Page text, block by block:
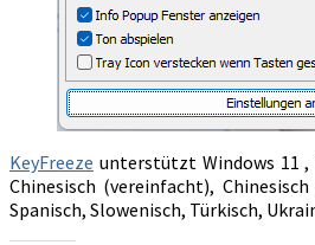
KeyFreeze unterstützt Windows 11 ,
Chinesisch (vereinfacht),
Spanisch, Slowenisch, Türkisch,